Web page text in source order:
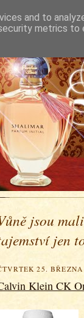
jsou
jen
25. BŘEZNA
Klein CK
and to
metrics